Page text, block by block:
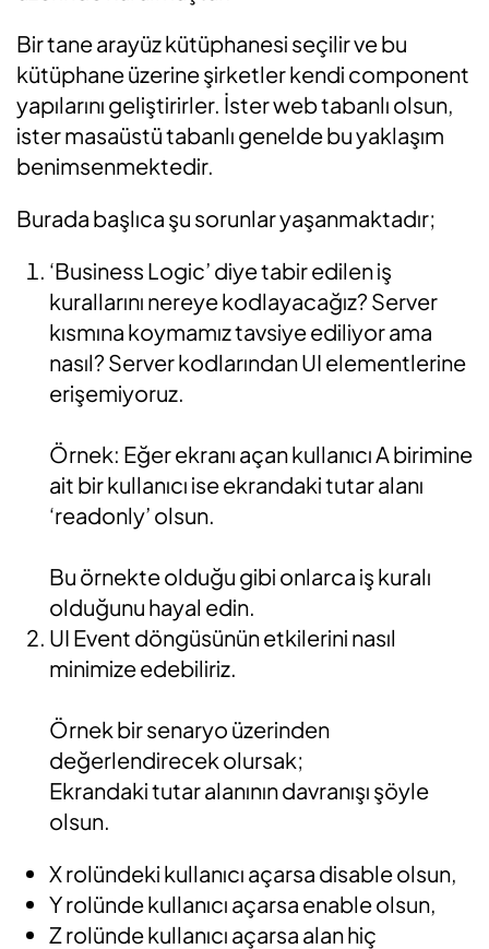
Bir tane arayüz kütüphanesi seçilir ve bu
kütüphane üzerine şirketler kendi component
yapılarını geliştirirler. İster web tabanlı olsun,
ister masaüstü tabanlı genelde bu yaklaşım
benimsenmektedir.
Burada başlıca şu sorunlar yaşanmaktadır;
‘Business Logic’ diye tabir edilen iş
kurallarını nereye kodlayacağız? Server
kısmına koymamız tavsiye ediliyor ama
nasıl? Server kodlarından UI elementlerine
erişemiyoruz.
Örnek: Eğer ekranı açan kullanıcı A birimine
ait bir kullanıcı ise ekrandaki tutar alanı
‘readonly’ olsun.
Bu örnekte olduğu gibi onlarca iş kuralı
olduğunu hayal edin.
UI Event döngüsünün etkilerini nasıl
minimize edebiliriz.
Örnek bir senaryo üzerinden
değerlendirecek olursak;
Ekrandaki tutar alanının davranışı şöyle
olsun.
X rolündeki kullanıcı açarsa disable olsun,
Y rolünde kullanıcı açarsa enable olsun,
Z rolünde kullanıcı açarsa alan hiç